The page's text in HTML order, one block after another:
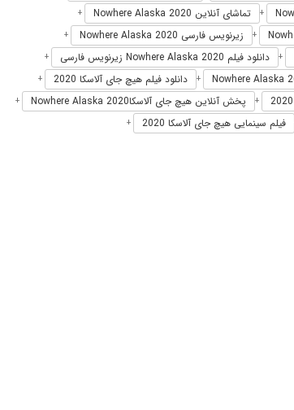
+ تماشای آنلاین Nowhere Alaska 2020 +
+ زیرنویس فارسی Nowhere Alaska 2020 +
+ دانلود فیلم Nowhere Alaska 2020 زیرنویس فارسی +
+ دانلود فیلم هیچ جای آلاسکا 2020 +
+ پخش آنلاین هیچ جای آلاسکاNowhere Alaska 2020 +
فیلم سینمایی هیچ جای آلاسکا 2020 +